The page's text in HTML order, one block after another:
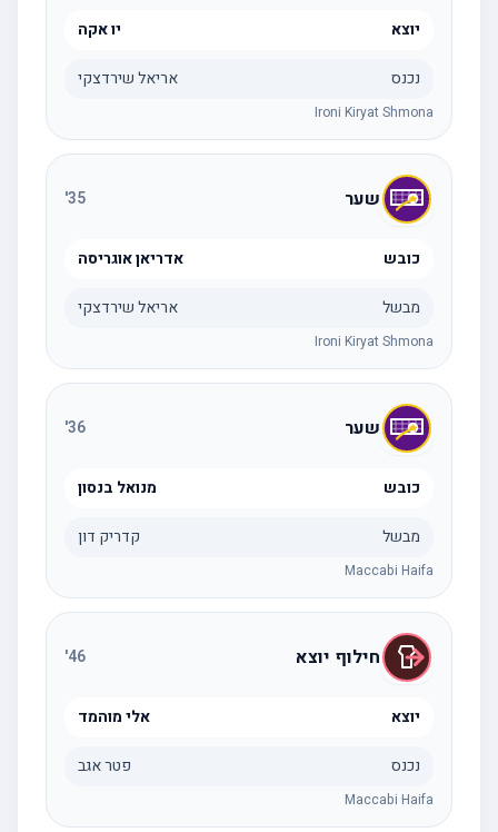
יוצא יו אקה
נכנס אריאל שירדצקי
Ironi Kiryat Shmona
שער 35
'
כובש אדריאן אוגריסה
מבשל אריאל שירדצקי
Ironi Kiryat Shmona
שער 36
'
כובש מנואל בנסון
מבשל קדריק דון
Maccabi Haifa
חילוף יוצא 46
'
יוצא אלי מוהמד
נכנס פטר אגב
Maccabi Haifa